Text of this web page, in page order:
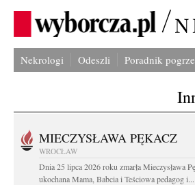
Nekrologi Odeszli Poradnik
MIECZYSŁAWA PĘKACZ
WROCŁAW
Dnia 25 lipca 2026 roku zmarła Mieczysława
ukochana Mama, Babcia i Teściowa pedagog i...